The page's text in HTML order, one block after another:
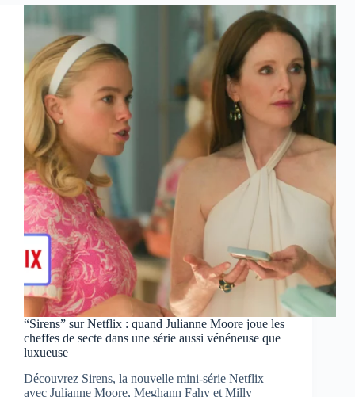
qui
fait
monter
la
tension
sur
Netflix
“Sirens” sur Netflix : quand Julianne Moore joue les
cheffes de secte dans une série aussi vénéneuse que
luxueuse
Découvrez Sirens, la nouvelle mini-série Netflix
avec Julianne Moore, Meghann Fahy et Milly